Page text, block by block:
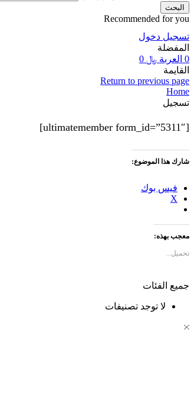
البحث
Recommended for you
تسجيل دخول
المفضلة
0 العربة ﷼
القايمة
Return to previous page
Home
تسجيل
[ultimatemember form_id=”5311″]
شارك هذا الموضوع:
فيس بوك
X
معجب بهذه:
تحميل...
جميع الفئات
لا توجد تصنيفات